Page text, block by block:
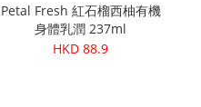
Petal Fresh 紅石榴西柚有機
身體乳潤 237ml
HKD 88.9